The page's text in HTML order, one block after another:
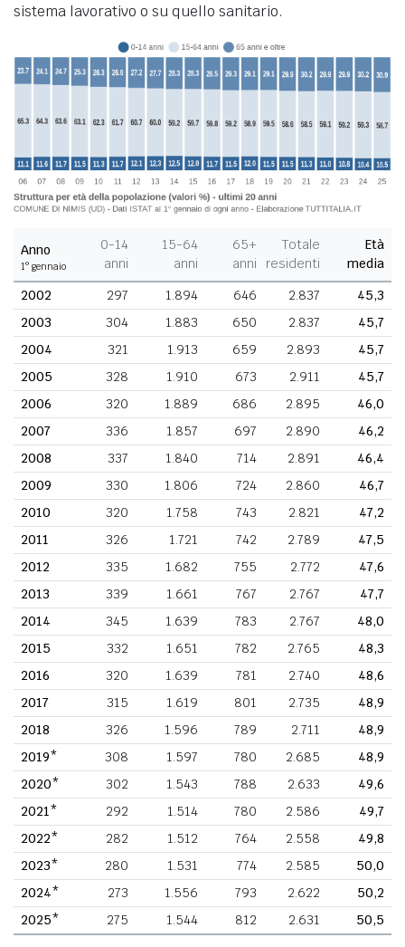
sistema lavorativo o su quello sanitario.
Anno
1° gennaio
0-14
anni
15-64
anni
65+
anni
Totale
residenti
Età
media
2002
297 1.894 646 2.837
45,3
2003
304 1.883 650 2.837
45,7
2004
321 1.913 659 2.893
45,7
2005
328 1.910 673 2.911
45,7
2006
320 1.889 686 2.895
46,0
2007
336 1.857 697 2.890
46,2
2008
337 1.840 714 2.891
46,4
2009
330 1.806 724 2.860
46,7
2010
320 1.758 743 2.821
47,2
2011
326 1.721 742 2.789
47,5
2012
335 1.682 755 2.772
47,6
2013
339 1.661 767 2.767
47,7
2014
345 1.639 783 2.767
48,0
2015
332 1.651 782 2.765
48,3
2016
320 1.639 781 2.740
48,6
2017
315 1.619 801 2.735
48,9
2018
326 1.596 789 2.711
48,9
2019*
308 1.597 780 2.685
48,9
2020*
302 1.543 788 2.633
49,6
2021*
292 1.514 780 2.586
49,7
2022*
282 1.512 764 2.558
49,8
2023*
280 1.531 774 2.585
50,0
2024*
273 1.556 793 2.622
50,2
2025*
275 1.544 812 2.631 50,5